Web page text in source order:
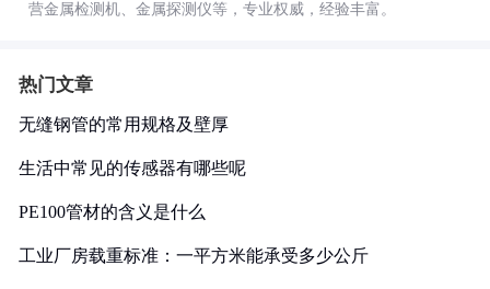
营金属检测机、金属探测仪等，专业权威，经验丰富。
热门文章
无缝钢管的常用规格及壁厚
生活中常见的传感器有哪些呢
PE100管材的含义是什么
工业厂房载重标准：一平方米能承受多少公斤